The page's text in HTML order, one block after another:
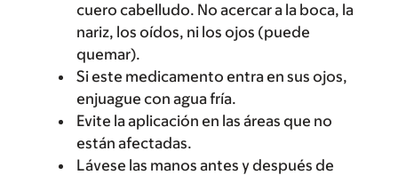
cuero cabelludo. No acercar a la boca, la
nariz, los oídos, ni los ojos (puede
quemar).
Si este medicamento entra en sus ojos,
enjuague con agua fría.
Evite la aplicación en las áreas que no
están afectadas.
Lávese las manos antes y después de